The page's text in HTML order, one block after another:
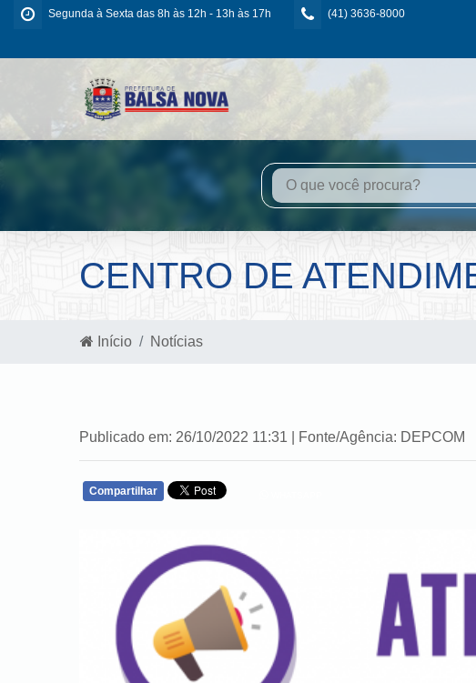
Segunda à Sexta das 8h às 12h - 13h às 17h (41) 3636-8000
CENTRO DE
Início Notícias
Publicado em: 26/10/2022 11:31 | Fonte/Agência: DEPCOM
Compartilhar